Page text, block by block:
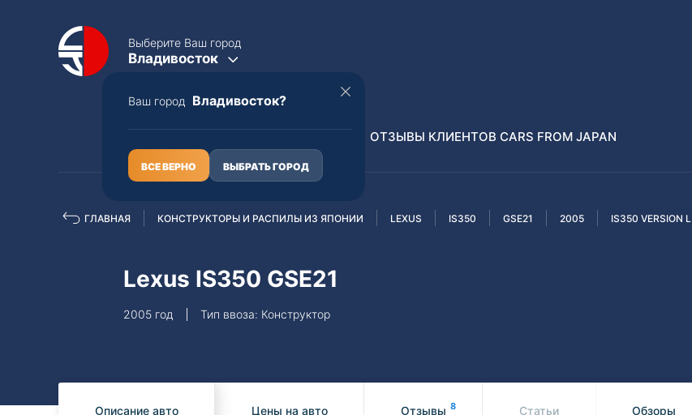
Выберите Ваш город
Владивосток
Ваш город Владивосток?
ВСЕ ВЕРНО ВЫБРАТЬ ГОРОД
Полная пошлина Распилы и конструкторы
ОТЗЫВЫ КЛИЕНТОВ CARS FROM JAPAN
ГЛАВНАЯ КОНСТРУКТОРЫ И РАСПИЛЫ ИЗ ЯПОНИИ LEXUS IS350 GSE21 2005 IS350 VERSION L
Lexus IS350 GSE21
2005 год Тип ввоза: Конструктор
Описание авто Цены на авто Отзывы 8 Статьи Обзоры